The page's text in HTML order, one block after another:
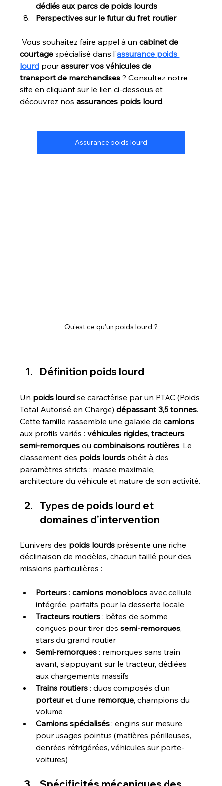
dédiés aux parcs de poids lourds
Perspectives sur le futur du fret routier
Vous souhaitez faire appel à un cabinet de
courtage spécialisé dans l'assurance poids
lourd pour assurer vos véhicules de
transport de marchandises ? Consultez notre
site en cliquant sur le lien ci-dessous et
découvrez nos assurances poids lourd.
Assurance poids lourd
Qu'est ce qu'un poids lourd ?
Définition poids lourd
Un poids lourd se caractérise par un PTAC (Poids
Total Autorisé en Charge) dépassant 3,5 tonnes.
Cette famille rassemble une galaxie de camions
aux profils variés : véhicules rigides, tracteurs,
semi-remorques ou combinaisons routières. Le
classement des poids lourds obéit à des
paramètres stricts : masse maximale,
architecture du véhicule et nature de son activité.
Types de poids lourd et
domaines d’intervention
L’univers des poids lourds présente une riche
déclinaison de modèles, chacun taillé pour des
missions particulières :
Porteurs : camions monoblocs avec cellule
intégrée, parfaits pour la desserte locale
Tracteurs routiers : bêtes de somme
conçues pour tirer des semi-remorques,
stars du grand routier
Semi-remorques : remorques sans train
avant, s’appuyant sur le tracteur, dédiées
aux chargements massifs
Trains routiers : duos composés d’un
porteur et d’une remorque, champions du
volume
Camions spécialisés : engins sur mesure
pour usages pointus (matières périlleuses,
denrées réfrigérées, véhicules sur porte-
voitures)